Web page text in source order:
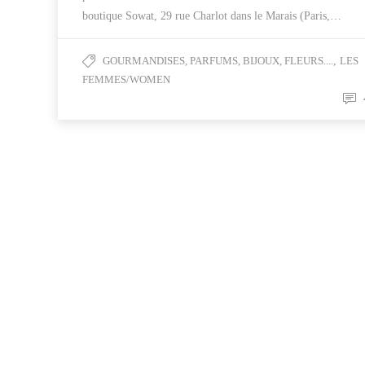
boutique Sowat, 29 rue Charlot dans le Marais (Paris,…
GOURMANDISES, PARFUMS, BIJOUX, FLEURS...., LES
FEMMES/WOMEN